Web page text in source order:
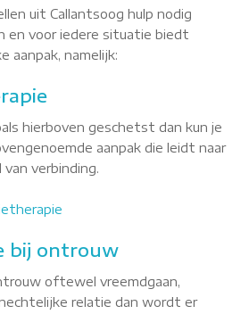
uit Callantsoog hulp nodig
en voor iedere situatie biedt
aanpak, namelijk:
hierboven geschetst dan kun je
aanpak die leidt naar
verbinding.
bij ontrouw
oftewel vreemdgaan,
relatie dan wordt er